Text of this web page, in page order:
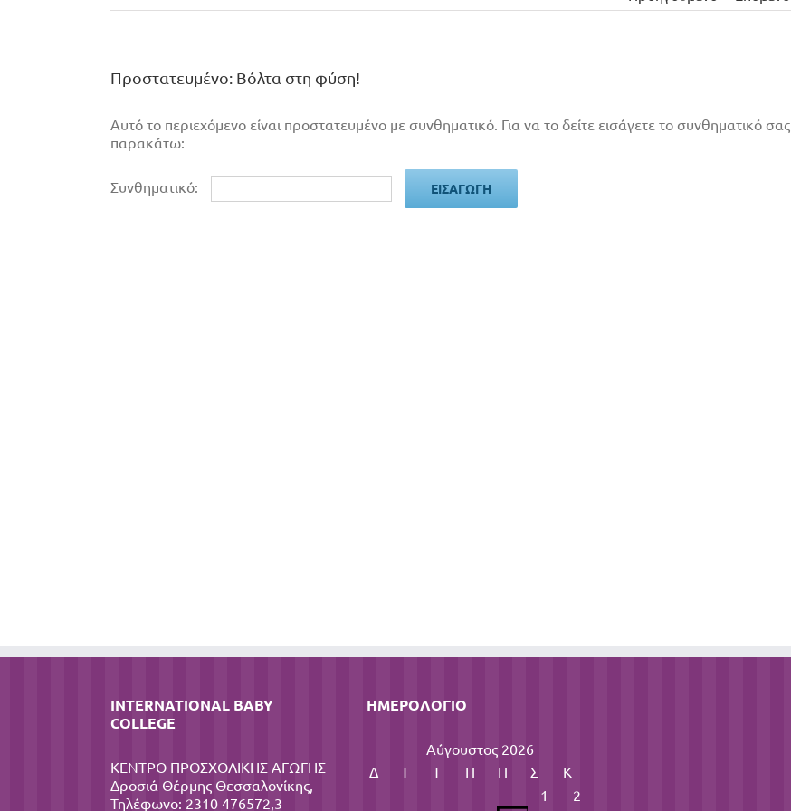
Πρoστατευμένο: Βόλτα στη φύση!
Αυτό το περιεχόμενο είναι προστατευμένο με συνθηματικό. Για να το δείτε εισάγετε το συνθηματικό σας
παρακάτω:
Συνθηματικό:
INTERNATIONAL BABY
COLLEGE
ΚΕΝΤΡΟ ΠΡΟΣΧΟΛΙΚΗΣ ΑΓΩΓΗΣ
Δροσιά Θέρμης Θεσσαλονίκης,
Τηλέφωνο: 2310 476572,3
ΗΜΕΡΟΛΌΓΙΟ
Αύγουστος 2026
Δ
Τ Τ Π Π Σ
Κ
1
2